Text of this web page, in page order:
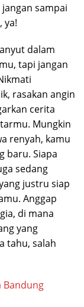
sampai
ya!
dalam
tapi jangan
rasakan angin
cerita
Mungkin
renyah, kamu
baru. Siapa
sedang
justru siap
Anggap
di mana
yang
tahu, salah
Bandung